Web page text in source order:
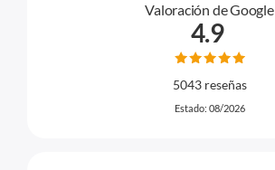
Valoración de Google
4.9
5043 reseñas
Estado: 08/2026